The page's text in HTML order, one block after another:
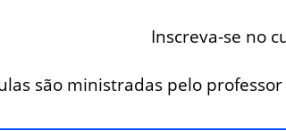
Inscreva-se no
são ministradas pelo